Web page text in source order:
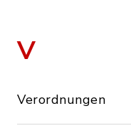
V
Verordnungen